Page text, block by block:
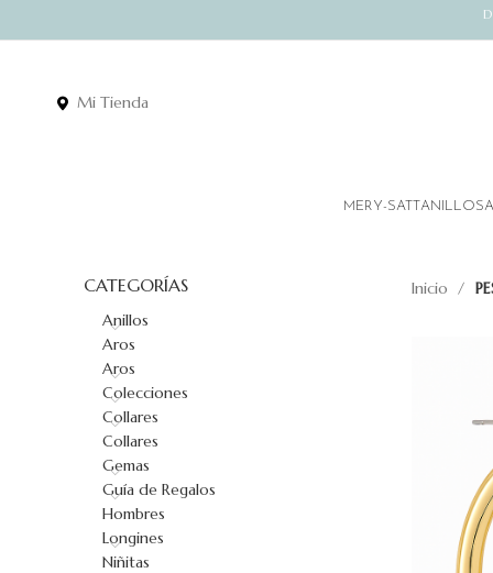
Mi Tienda
MERY-SATTANILLOS
CATEGORÍAS
Anillos
Aros
Aros
Colecciones
Collares
Collares
Gemas
Guía de Regalos
Hombres
Longines
Niñitas
Inicio